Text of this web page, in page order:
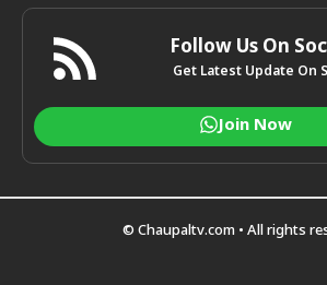
Follow Us On
Get Latest Update On
Join Now
© Chaupaltv.com • All rights